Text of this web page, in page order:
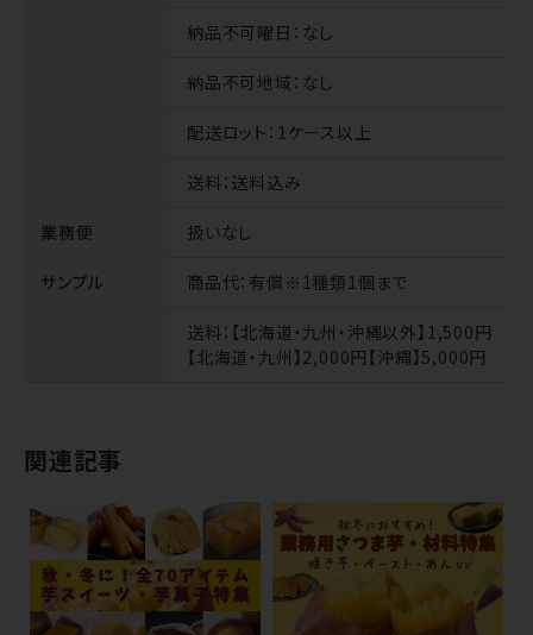
納品不可曜日 ：なし
納品不可地域 ：なし
配送ロット ：1ケース以上
送料：送料込み
業務便 扱いなし
サンプル 商品代：有償※1種類1個まで
送料：【北海道・九州・沖縄以外】1,500円
【北海道・九州】2,000円【沖縄】5,000円
関連記事